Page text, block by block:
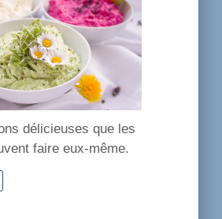
délicieuses que les
faire eux-même.